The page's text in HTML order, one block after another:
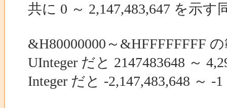
共に 0 ～ 2,147,483,647 を示
&H80000000～&HFFFFFFFF
UInteger だと 2147483648 ～
Integer だと -2,147,483,648 ～